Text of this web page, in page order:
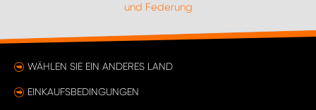
und Federung
WÄHLEN SIE EIN ANDERES LAND
EINKAUFSBEDINGUNGEN